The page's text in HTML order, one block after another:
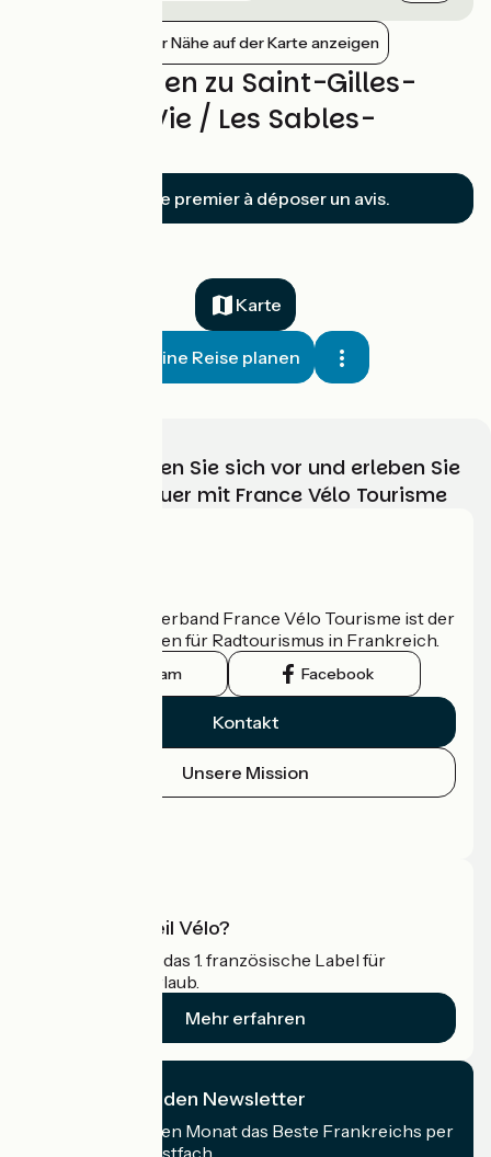
Bahnhöfe in der Nähe auf der Karte anzeigen
Bewertungen zu Saint-Gilles-
Croix-de-Vie / Les Sables-
Soyez le premier à déposer un avis.
Karte
Meine Reise planen
Wählen, bereiten Sie sich vor und erleben Sie
Ihr Radabenteuer mit France Vélo Tourisme
Der nationale Verband France Vélo Tourisme ist der
offizielle Leitfaden für Radtourismus in Frankreich.
Instagram Facebook
Kontakt
Unsere Mission
Was ist Accueil Vélo?
Accueil Vélo ist das 1. französische Label für
Radfahrer im Urlaub.
Mehr erfahren
Ich abonniere den Newsletter
Erhalten Sie jeden Monat das Beste Frankreichs per